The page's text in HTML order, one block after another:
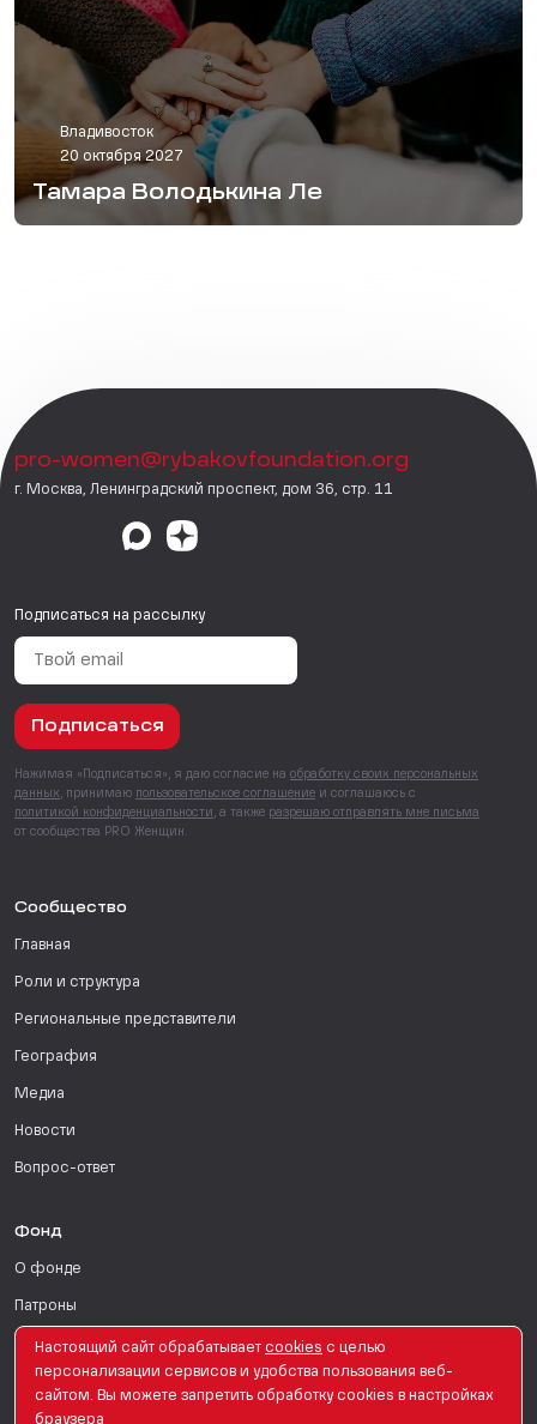
Владивосток
20 октября 2027
Тамара Володькина Ле
pro-women@rybakovfoundation.org
г. Москва, Ленинградский проспект, дом 36, стр. 11
Подписаться на рассылку
Подписаться
Нажимая «Подписаться», я даю согласие на обработку своих персональных
данных , принимаю пользовательское соглашение и соглашаюсь с
политикой конфиденциальности , а также разрешаю отправлять мне письма
от сообщества PRO Женщин.
Сообщество
Главная
Роли и структура
Региональные представители
География
Медиа
Новости
Вопрос-ответ
Фонд
О фонде
Патроны
Поддержать
Для СМИ
Настоящий сайт обрабатывает сookies с целью
персонализации сервисов и удобства пользования веб-
сайтом. Вы можете запретить обработку сookies в настройках
браузера